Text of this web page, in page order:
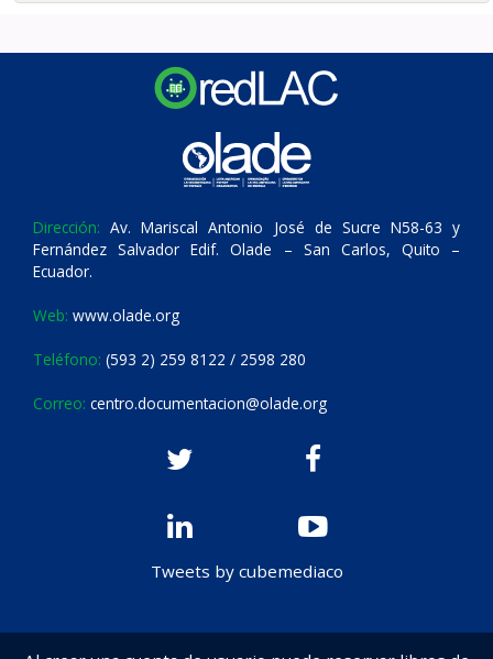
Dirección: Av. Mariscal Antonio José de Sucre N58-63 y
Fernández Salvador Edif. Olade – San Carlos, Quito –
Ecuador.
Web: www.olade.org
Teléfono: (593 2) 259 8122 / 2598 280
Correo: centro.documentacion@olade.org
Tweets by cubemediaco